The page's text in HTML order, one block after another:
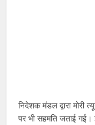
निदेशक मंडल द्वारा मोरी
पर भी सहमति जताई गई।